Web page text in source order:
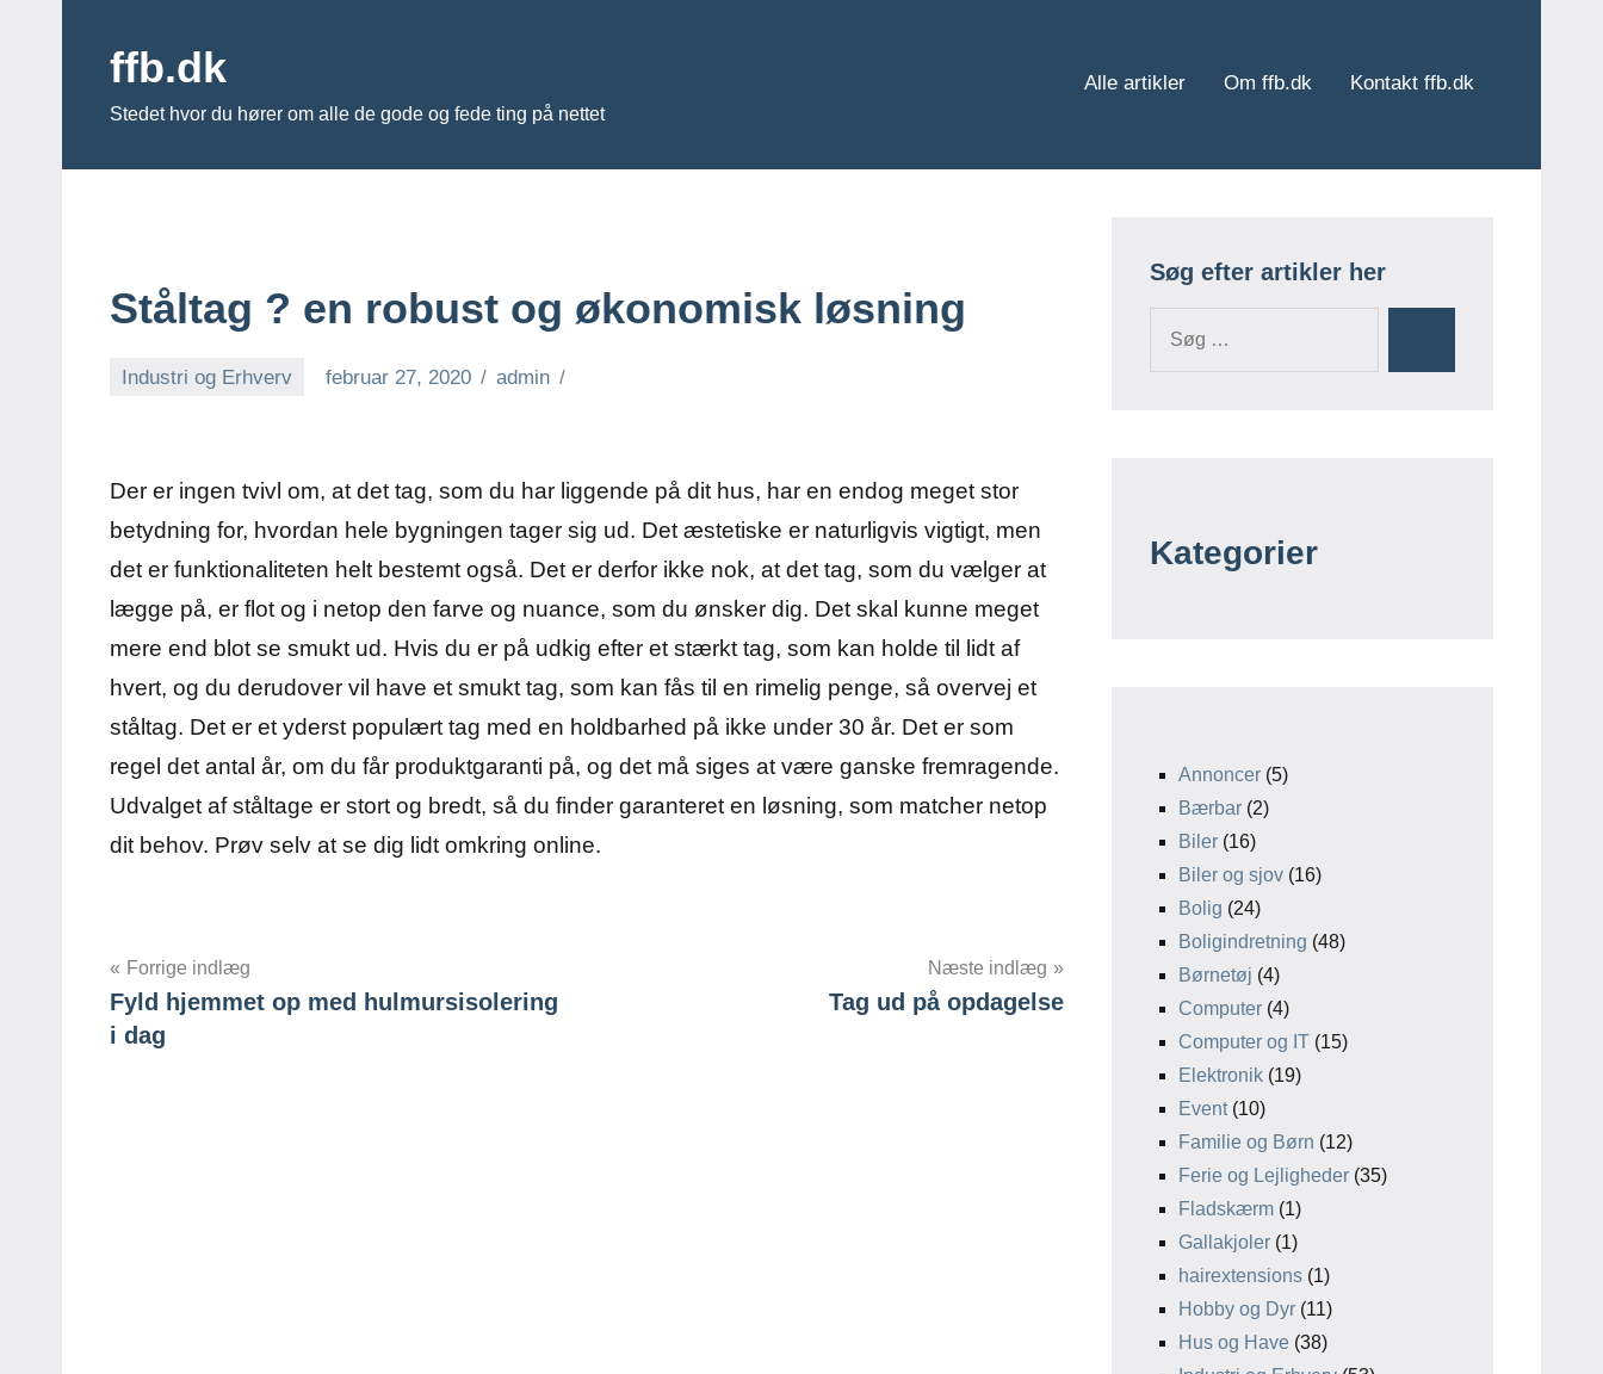
indholdffb.dk
Stedet hvor du hører om alle de gode og fede ting på nettet
Alle artikler Om ffb.dk Kontakt ffb.dk
Ståltag ? en robust og økonomisk løsning
Industri og Erhverv februar 27, 2020 admin
Der er ingen tvivl om, at det tag, som du har liggende på dit hus, har en endog meget stor
betydning for, hvordan hele bygningen tager sig ud. Det æstetiske er naturligvis vigtigt, men
det er funktionaliteten helt bestemt også. Det er derfor ikke nok, at det tag, som du vælger at
lægge på, er flot og i netop den farve og nuance, som du ønsker dig. Det skal kunne meget
mere end blot se smukt ud. Hvis du er på udkig efter et stærkt tag, som kan holde til lidt af
hvert, og du derudover vil have et smukt tag, som kan fås til en rimelig penge, så overvej et
ståltag. Det er et yderst populært tag med en holdbarhed på ikke under 30 år. Det er som
regel det antal år, om du får produktgaranti på, og det må siges at være ganske fremragende.
Udvalget af ståltage er stort og bredt, så du finder garanteret en løsning, som matcher netop
dit behov. Prøv selv at se dig lidt omkring online.
Indlægsnavigation
Forrige indlæg
Fyld hjemmet op med hulmursisolering
i dag
Næste indlæg
Tag ud på opdagelse
Søg efter artikler her
Kategorier
Annoncer (5)
Bærbar (2)
Biler (16)
Biler og sjov (16)
Bolig (24)
Boligindretning (48)
Børnetøj (4)
Computer (4)
Computer og IT (15)
Elektronik (19)
Event(10)
Familie og Børn (12)
Ferie og Lejligheder (35)
Fladskærm (1)
Gallakjoler (1)
hairextensions (1)
Hobby og Dyr (11)
Hus og Have (38)